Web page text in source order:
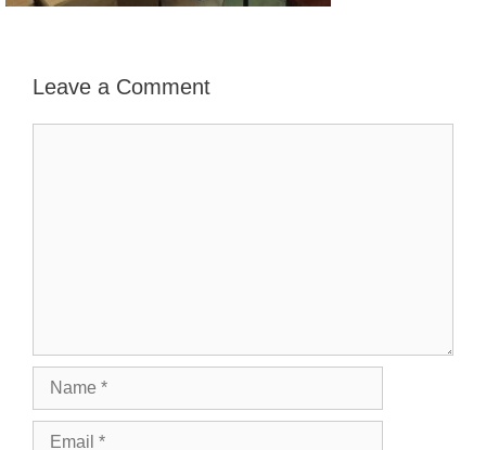
Leave a Comment
Name
Email